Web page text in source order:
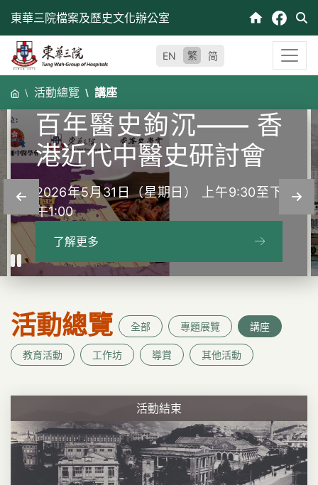
東華三院檔案及歷史文化辦公室
EN 繁 简
活動總覽 講座
「海風寄語：細說百
年香港與東華」專題
講座
2026年5月16日（星期六） 上午11:00至下
午1:00
了解更多
活動總覽 全部 專題展覽 講座
教育活動 工作坊 導賞 其他活動
活動結束